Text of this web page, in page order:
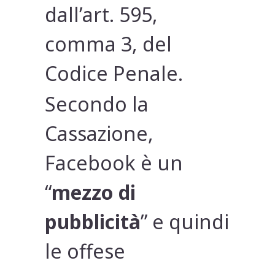
dall’art. 595,
comma 3, del
Codice Penale.
Secondo la
Cassazione,
Facebook è un
“mezzo di
pubblicità” e quindi
le offese